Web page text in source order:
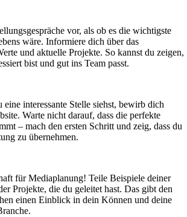
vor, als ob es die wichtigste
wäre. Informiere dich über das
und aktuelle Projekte. So kannst du zeigen,
bist und gut ins Team passt.
interessante Stelle siehst, bewirb dich
Warte nicht darauf, dass die perfekte
– mach den ersten Schritt und zeig, dass du
zu übernehmen.
für Mediaplanung! Teile Beispiele deiner
Projekte, die du geleitet hast. Das gibt den
einen Einblick in dein Können und deine